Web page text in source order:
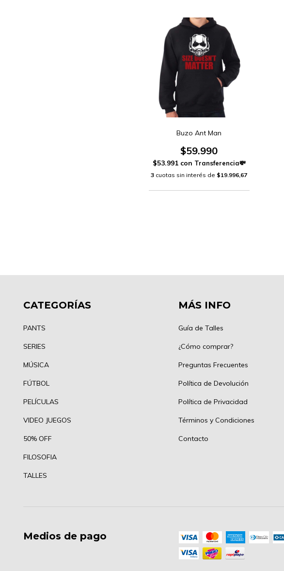
Buzo Ant Man
$59.990
$53.991 con
3 cuotas sin interés de $19.996,67
CATEGORÍAS
PANTS
SERIES
MÚSICA
FÚTBOL
PELÍCULAS
VIDEO JUEGOS
50% OFF
FILOSOFIA
TALLES
MÁS INFO
Guía de Talles
¿Cómo comprar?
Preguntas Frecuentes
Política de Devolución
Política de Privacidad
Términos y Condiciones
Contacto
Medios de pago